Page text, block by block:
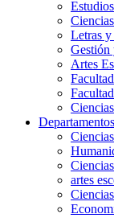
Letras y
Artes
Departamentos
artes